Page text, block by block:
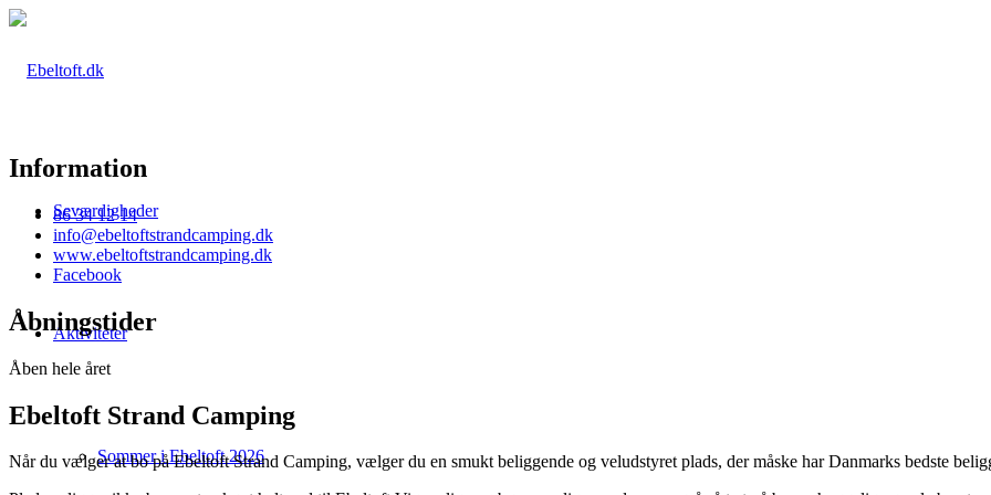
Seværdigheder
Aktiviteter
Sommer i Ebeltoft 2026
Information
86 34 12 14
info@ebeltoftstrandcamping.dk
www.ebeltoftstrandcamping.dk
Facebook
Åbningstider
Åben hele året
Ebeltoft Strand Camping
Når du vælger at bo på Ebeltoft Strand Camping, vælger du en smukt beliggende og veludstyret plads, der måske har Danmarks bedste